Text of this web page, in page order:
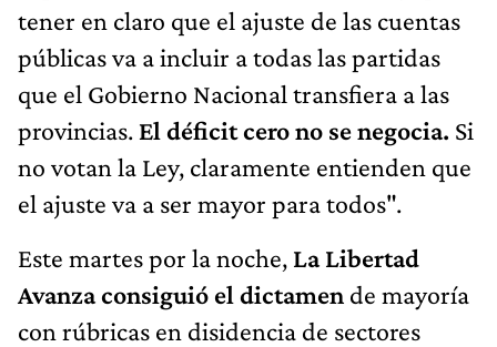
tener en claro que el ajuste de las cuentas
públicas va a incluir a todas las partidas
que el Gobierno Nacional transfiera a las
provincias. El déficit cero no se negocia. Si
no votan la Ley, claramente entienden que
el ajuste va a ser mayor para todos".
Este martes por la noche, La Libertad
Avanza consiguió el dictamen de mayoría
con rúbricas en disidencia de sectores